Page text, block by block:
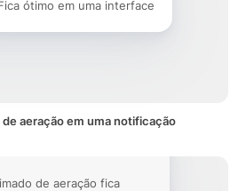
ótimo em uma interface
aeração em uma notificação
de aeração fica